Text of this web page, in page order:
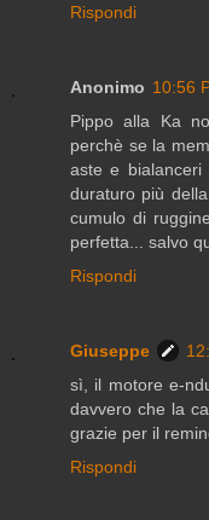
Rispondi
Anonimo 10:56
Pippo alla Ka
perchè se la
aste e bialanceri
duraturo più
cumulo di
perfetta... salvo
Rispondi
Giuseppe
sì, il motore e-
davvero che la
grazie per il
Rispondi